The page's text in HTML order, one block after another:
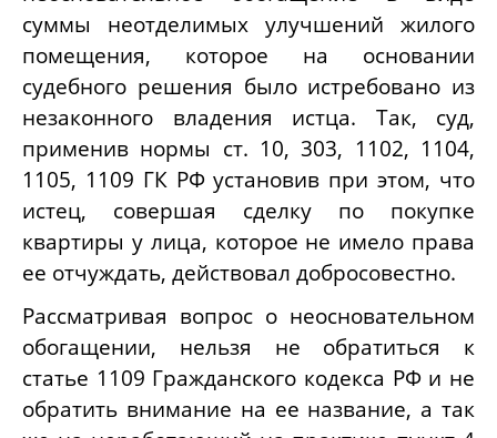
суммы неотделимых улучшений жилого
помещения, которое на основании
судебного решения было истребовано из
незаконного владения истца. Так, суд,
применив нормы ст. 10, 303, 1102, 1104,
1105, 1109 ГК РФ установив при этом, что
истец, совершая сделку по покупке
квартиры у лица, которое не имело права
ее отчуждать, действовал добросовестно.
Рассматривая вопрос о неосновательном
обогащении, нельзя не обратиться к
статье 1109 Гражданского кодекса РФ и не
обратить внимание на ее название, а так